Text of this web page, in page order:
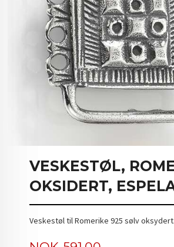
VESKESTØL,
OKSIDERT,
Veskestøl til Romerike 925 sølv oksydert.